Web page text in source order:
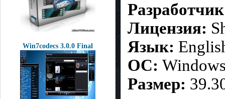
Win7codecs 3.0.0 Final
Лицензия:
Язык:
ОС:
Размер: